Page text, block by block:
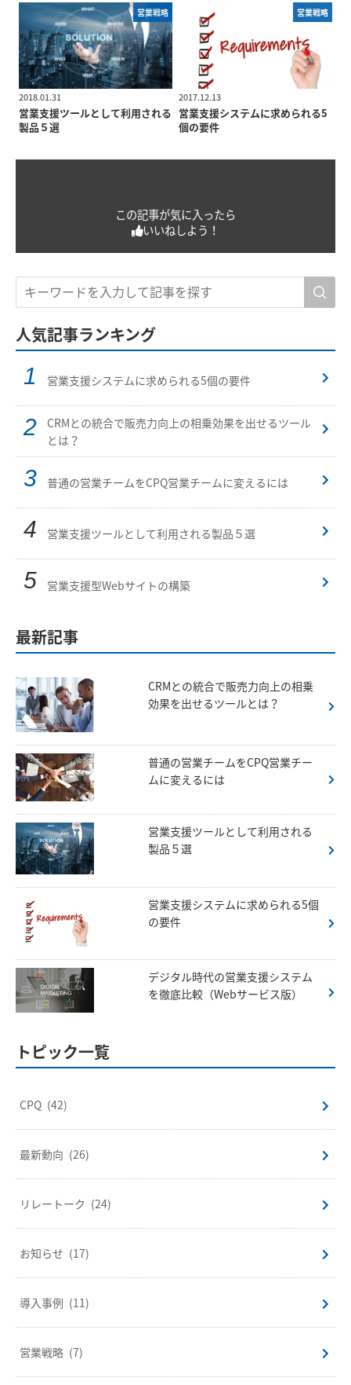
営業戦略
2018.01.31
営業支援ツールとして利用される
製品５選
営業戦略
2017.12.13
営業支援システムに求められる5
個の要件
この記事が気に入ったら
いいねしよう！
人気記事ランキング
営業支援システムに求められる5個の要件
CRMとの統合で販売力向上の相乗効果を出せるツール
とは？
普通の営業チームをCPQ営業チームに変えるには
営業支援ツールとして利用される製品５選
営業支援型Webサイトの構築
最新記事
CRMとの統合で販売力向上の相乗
効果を出せるツールとは？
普通の営業チームをCPQ営業チー
ムに変えるには
営業支援ツールとして利用される
製品５選
営業支援システムに求められる5個
の要件
デジタル時代の営業支援システム
を徹底比較（Webサービス版）
トピック一覧
CPQ (42)
最新動向 (26)
リレートーク (24)
お知らせ (17)
導入事例 (11)
営業戦略 (7)